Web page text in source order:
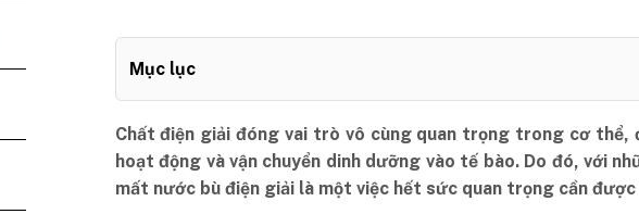
Mục lục
Chất điện giải đóng vai trò vô cùng quan trọng trong cơ thể,
hoạt động và vận chuyển dinh dưỡng vào tế bào. Do đó, với
mất nước bù điện giải là một việc hết sức quan trọng cần được